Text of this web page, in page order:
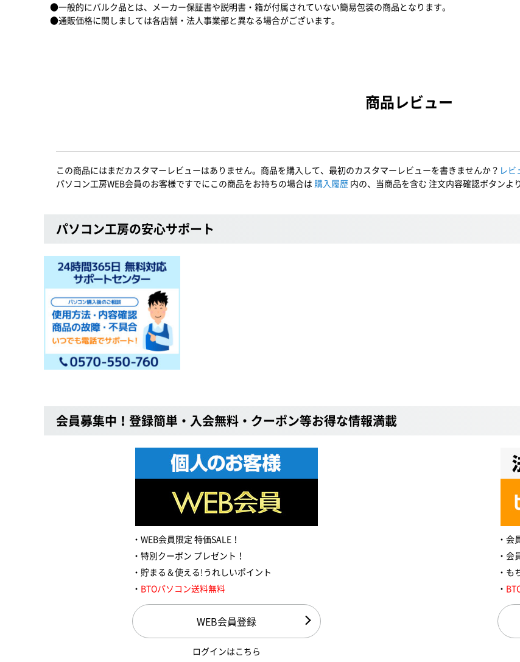
●一般的にバルク品とは、メーカー保証書や説明書・箱が付属されていない簡易包装の商品となります。
●通販価格に関しましては各店舗・法人事業部と異なる場合がございます。
商品レビュー
この商品にはまだカスタマーレビューはありません。商品を購入して、最初のカスタマーレビューを書きませんか？ レ
パソコン工房WEB会員のお客様ですでにこの商品をお持ちの場合は 購入履歴 内の、当商品を含む 注文内容確認ボタンよ
パソコン工房の安心サポート
会員募集中！登録簡単・入会無料・クーポン等お得な情報満載
WEB会員限定 特価SALE！
特別クーポン プレゼント！
貯まる＆使える!うれしいポイント
BTOパソコン送料無料
WEB会員登録
ログインはこちら
会
会
も